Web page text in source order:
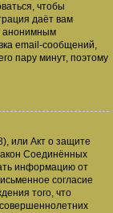
чтобы
даёт вам
анонимным
email-сообщений,
пару минут, поэтому
или Акт о защите
Соединённых
информацию от
согласие
того, что